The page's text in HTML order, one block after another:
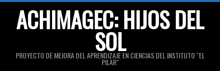
ACHIMAGEC: HIJOS DEL
SOL
PROYECTO DE MEJORA DEL APRENDIZAJE EN CIENCIAS DEL INSTITUTO "EL
PILAR"